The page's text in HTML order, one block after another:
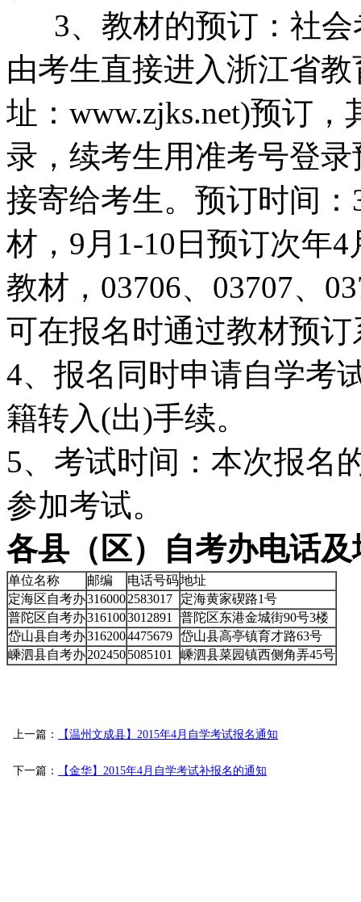
3、教材的预订：社会
由考生直接进入浙江省
址：www.zjks.net)预订
录，续考生用准考号登
接寄给考生。预订时间
材，9月1-10日预订次年
教材，03706、03707、
可在报名时通过教材预
4、报名同时申请自学考
籍转入(出)手续。
5、考试时间：本次报名
参加考试。
各县（区）自考办电话及
单位名称 邮编 电话号码地址
定海区自考办3160002583017
定海黄家碶路1号
普陀区自考办3161003012891
普陀区东港金城街90号3楼
岱山县自考办3162004475679 岱山县高亭镇育才路63号
嵊泗县自考办2024505085101 嵊泗县菜园镇西侧角弄45号
上一篇： 【温州文成县】2015年4月自学考试报名通知
下一篇： 【金华】2015年4月自学考试补报名的通知